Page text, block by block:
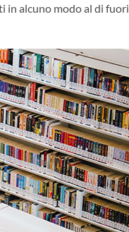
in alcuno modo al di fuori